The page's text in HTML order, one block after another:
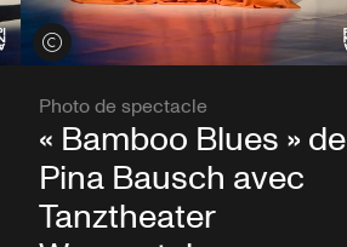
Voir les crédits
Photo de spectacle
« Bamboo Blues » de
Pina Bausch avec
Tanztheater